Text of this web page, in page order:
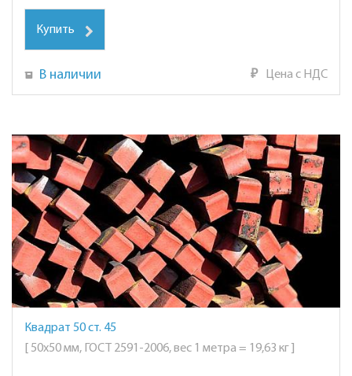
Купить
В наличии ₽ Цена с НДС
Квадрат 50 ст. 45
[ 50х50 мм, ГОСТ 2591-2006, вес 1 метра = 19,63 кг ]